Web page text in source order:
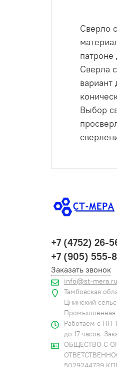
Сверло
патроне
Сверла
вариант
Выбор
+7 (4752) 26-
+7 (905) 555-
Заказать звонок
info@st-mera.ru
Тамбовская
Цнинский
Промышленная
Работаем с
до 17 часов.
ОБЩЕСТВО С